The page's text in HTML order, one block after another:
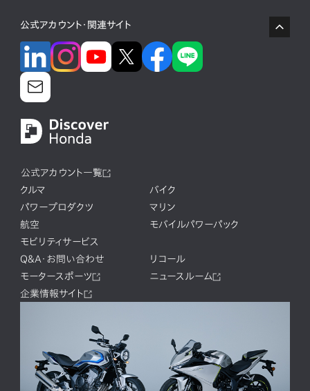
公式アカウント・関連サイト
公式アカウント一覧
クルマ
バイク
パワープロダクツ
マリン
航空
モバイルパワーパック
モビリティサービス
Q&A・お問い合わせ
リコール
モータースポーツ
ニュースルーム
企業情報サイト